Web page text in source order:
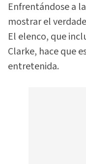
Enfrentándose a
mostrar el
El elenco, que
Clarke, hace que
entretenida.